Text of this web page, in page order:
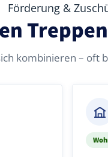
Förderung &
kombinieren – oft